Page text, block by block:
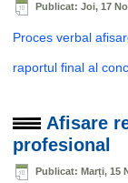
Publicat: Joi, 17
Proces verbal
raportul final al
Afisare
profesional
Publicat: Marți, 15